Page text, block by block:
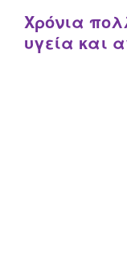
Χρόνια
υγεία και